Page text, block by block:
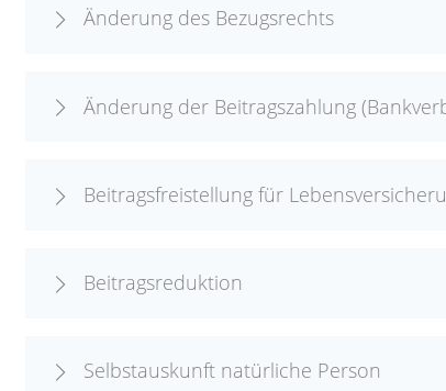
Änderung des Bezugsrechts
Änderung der Beitragszahlung
Beitragsfreistellung für
Beitragsreduktion
Selbstauskunft natürliche Person